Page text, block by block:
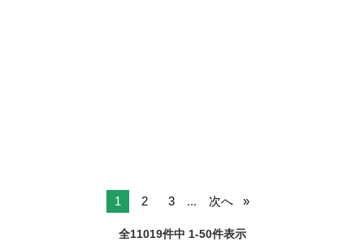
1 2 3 ... 次へ
全11019件中 1-50件表示